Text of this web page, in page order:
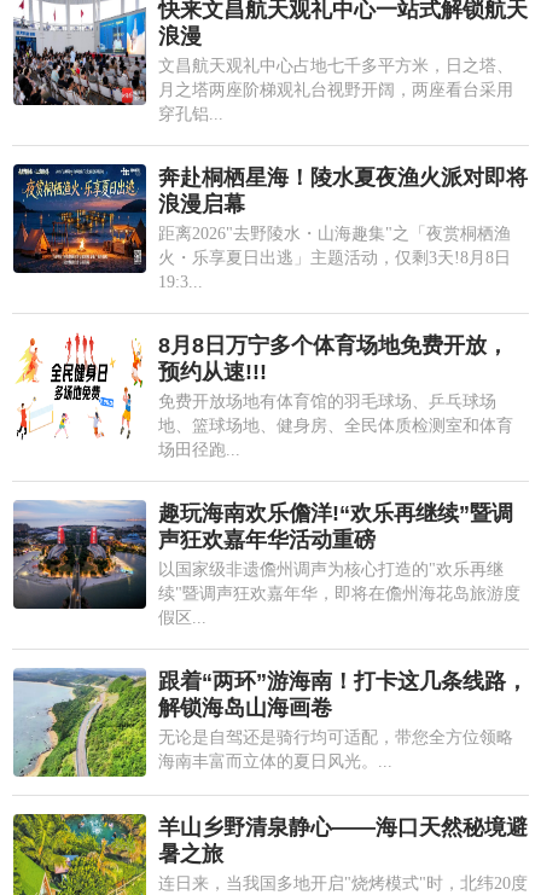
快来文昌航天观礼中心一站式解锁航天
浪漫
文昌航天观礼中心占地七千多平方米，日之塔、
月之塔两座阶梯观礼台视野开阔，两座看台采用
穿孔铝...
奔赴桐栖星海！陵水夏夜渔火派对即将
浪漫启幕
距离2026"去野陵水・山海趣集"之「夜赏桐栖渔
火・乐享夏日出逃」主题活动，仅剩3天!8月8日
19:3...
8月8日万宁多个体育场地免费开放，
预约从速!!!
免费开放场地有体育馆的羽毛球场、乒乓球场
地、篮球场地、健身房、全民体质检测室和体育
场田径跑...
趣玩海南欢乐儋洋!“欢乐再继续”暨调
声狂欢嘉年华活动重磅
以国家级非遗儋州调声为核心打造的"欢乐再继
续"暨调声狂欢嘉年华，即将在儋州海花岛旅游度
假区...
跟着“两环”游海南！打卡这几条线路，
解锁海岛山海画卷
无论是自驾还是骑行均可适配，带您全方位领略
海南丰富而立体的夏日风光。...
羊山乡野清泉静心——海口天然秘境避
暑之旅
连日来，当我国多地开启"烧烤模式"时，北纬20度